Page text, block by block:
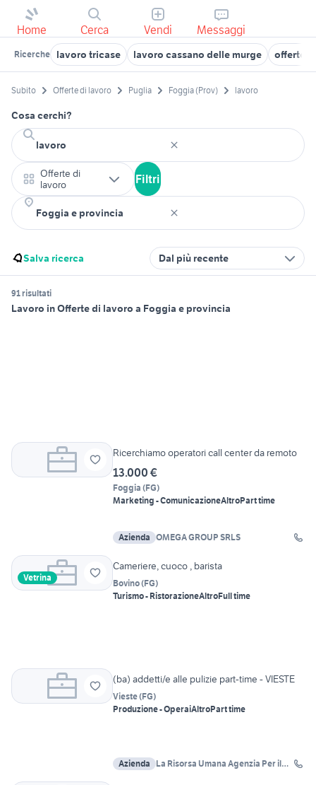
Home Cerca Vendi Messaggi
Ricerche lavoro tricase lavoro cassano delle murge offerte
Subito Offerte di lavoro Puglia Foggia (Prov) lavoro
Cosa cerchi?
Offerte di
lavoro
Filtri
Salva ricerca Dal più recente
91 risultati
Lavoro in Offerte di lavoro a Foggia e provincia
Ricerchiamo operatori call center da remoto
13.000 €
Foggia (FG)
Marketing - ComunicazioneAltroPart time
Azienda OMEGA GROUP SRLS
Vetrina
Cameriere, cuoco , barista
Bovino(FG)
Turismo - RistorazioneAltroFull time
(ba) addetti/e alle pulizie part-time - VIESTE
Vieste(FG)
Produzione - OperaiAltroPart time
Azienda
La Risorsa Umana Agenzia Per il